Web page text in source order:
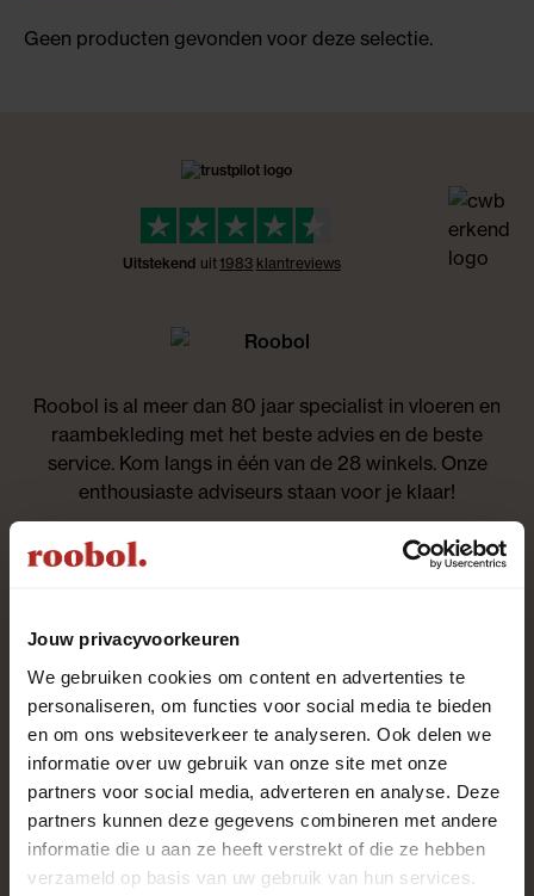
Jouw privacyvoorkeuren
We gebruiken cookies om content en advertenties te
personaliseren, om functies voor social media te bieden
en om ons websiteverkeer te analyseren. Ook delen we
informatie over uw gebruik van onze site met onze
partners voor social media, adverteren en analyse. Deze
partners kunnen deze gegevens combineren met andere
informatie die u aan ze heeft verstrekt of die ze hebben
verzameld op basis van uw gebruik van hun services.
Geen producten gevonden voor deze selectie.
Roobol is al meer dan 80 jaar specialist in vloeren en
raambekleding met het beste advies en de beste
service. Kom langs in één van de 28 winkels. Onze
enthousiaste adviseurs staan voor je klaar!
Altijd als eerste op de
hoogte zijn?
Aanmelden nieuwsbrief
Whatsapp met een adviseur
binnen 30 min. antwoord op werkdagen (09.00-16.30
Uitstekend uit 1983 klantreviews